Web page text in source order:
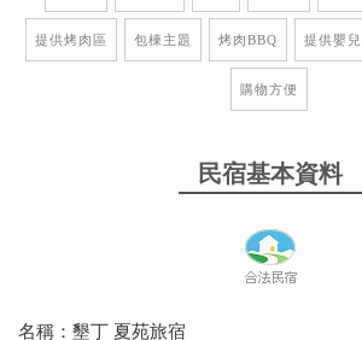
提供烤肉區 包棟主題 烤肉BBQ 提供嬰
購物方便
民宿基本資料
名稱：墾丁 夏苑旅宿